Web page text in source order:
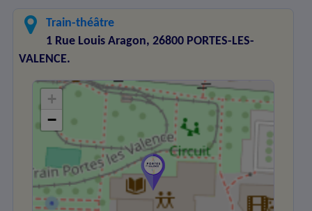
Train-théâtre
1 Rue Louis Aragon, 26800 PORTES-LES-
VALENCE.
+
−